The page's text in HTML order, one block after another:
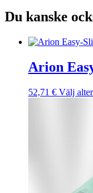
Du kanske
Arion
52,71 € Välj